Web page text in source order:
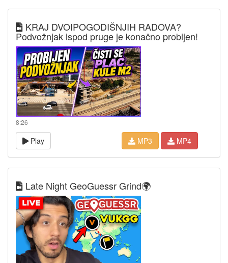
KRAJ DVOIPOGODIŠNJIH RADOVA?
Podvožnjak ispod pruge je konačno probijen!
8:26
Play MP3 MP4
Late Night GeoGuessr Grind🌍